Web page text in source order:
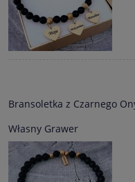
Bransoletka z Czarnego
Własny Grawer